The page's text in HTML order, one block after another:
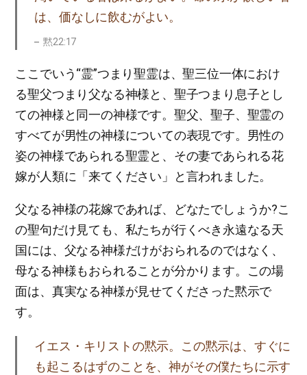
は、価なしに飲むがよい。
黙22:17
ここでいう“霊”つまり聖霊は、聖三位一体におけ
る聖父つまり父なる神様と、聖子つまり息子とし
ての神様と同一の神様です。聖父、聖子、聖霊の
すべてが男性の神様についての表現です。男性の
姿の神様であられる聖霊と、その妻であられる花
嫁が人類に「来てください」と言われました。
父なる神様の花嫁であれば、どなたでしょうか?こ
の聖句だけ見ても、私たちが行くべき永遠なる天
国には、父なる神様だけがおられるのではなく、
母なる神様もおられることが分かります。この場
面は、真実なる神様が見せてくださった黙示で
す。
イエス・キリストの黙示。この黙示は、すぐに
も起こるはずのことを、神がその僕たちに示す